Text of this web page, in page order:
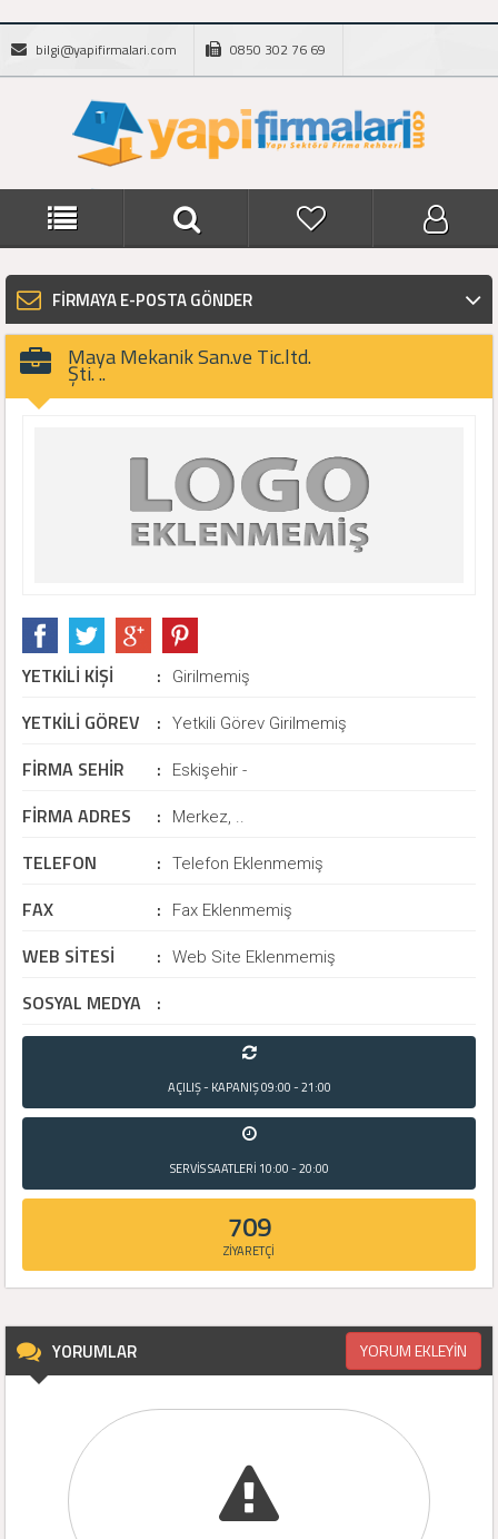
bilgi@yapifirmalari.com 0850 302 76 69
FİRMAYA E-POSTA GÖNDER
Maya Mekanik San.ve Tic.ltd.
Şti. ..
YETKİLİ KİŞİ : Girilmemiş
YETKİLİ GÖREV : Yetkili Görev Girilmemiş
FİRMA SEHİR : Eskişehir -
FİRMA ADRES : Merkez, ..
TELEFON : Telefon Eklenmemiş
FAX : Fax Eklenmemiş
WEB SİTESİ : Web Site Eklenmemiş
SOSYAL MEDYA :
AÇILIŞ - KAPANIŞ09:00 - 21:00
SERVİS SAATLERİ 10:00 - 20:00
709
ZİYARETÇİ
YORUMLAR YORUM EKLEYİN